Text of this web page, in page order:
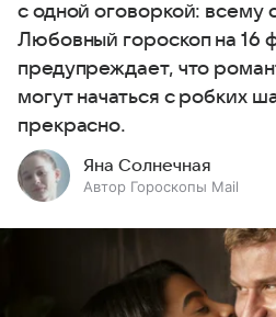
с одной оговоркой: всему
Любовный гороскоп на 16
предупреждает, что
могут начаться с робких
прекрасно.
Яна Солнечная
Автор Гороскопы Mail